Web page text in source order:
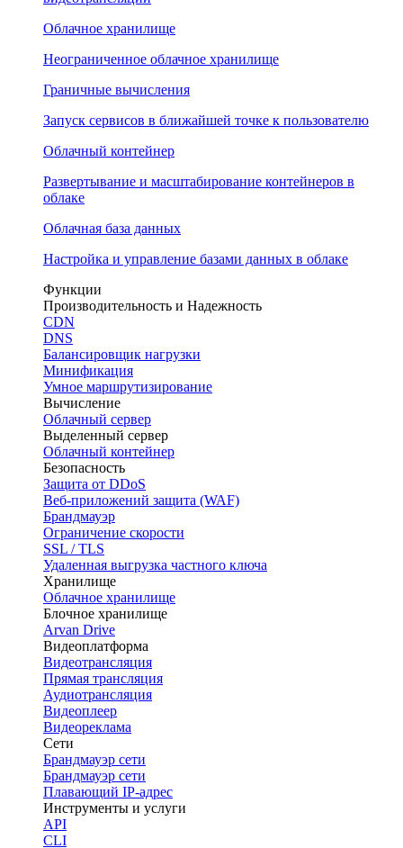
Облачное хранилище
Неограниченное облачное хранилище
Граничные вычисления
Запуск сервисов в ближайшей точке к пользователю
Облачный контейнер
Развертывание и масштабирование контейнеров в
облаке
Облачная база данных
Настройка и управление базами данных в облаке
Функции
Производительность и Надежность
CDN
DNS
Балансировщик нагрузки
Минификация
Умное маршрутизирование
Вычисление
Облачный сервер
Выделенный сервер
Облачный контейнер
Безопасность
Защита от DDoS
Веб-приложений защита (WAF)
Брандмауэр
Ограничение скорости
SSL / TLS
Удаленная выгрузка частного ключа
Хранилище
Облачное хранилище
Блочное хранилище
Arvan Drive
Видеоплатформа
Видеотрансляция
Прямая трансляция
Аудиотрансляция
Видеоплеер
Видеореклама
Сети
Брандмауэр сети
Брандмауэр сети
Плавающий IP-адрес
Инструменты и услуги
API
CLI